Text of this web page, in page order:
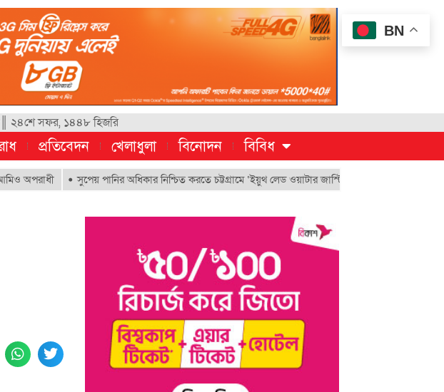
২৪শে সফর, ১৪৪৮ হিজরি
প্রতিবেদন খেলাধুলা বিনোদন বিবিধ
সুপেয় পানির অধিকার নিশ্চিত করতে চট্টগ্রামে ‘ইয়ুথ লেড ওয়াটার জাস্টিস মুভমেন্ট’
BN